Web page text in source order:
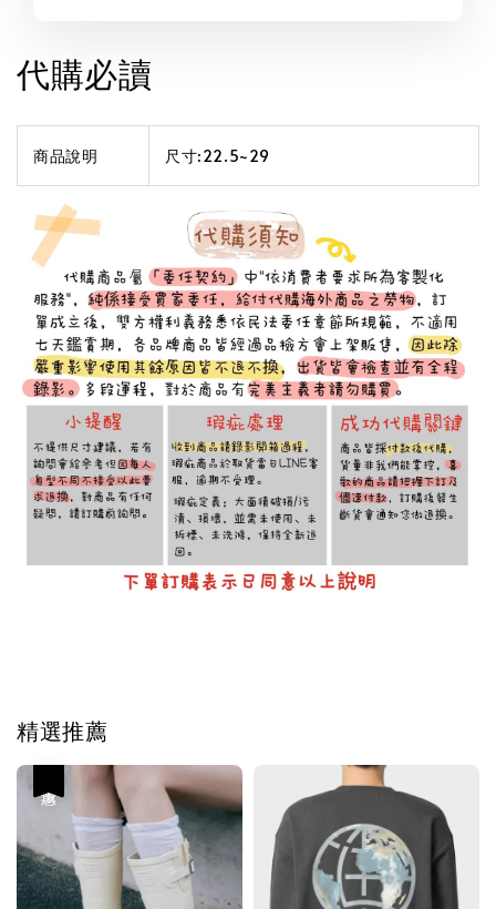
代購必讀
商品說明 尺寸:22.5~29
精選推薦